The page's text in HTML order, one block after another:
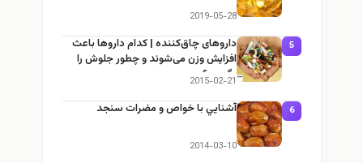
2019-05-28
5
داروهای چاق‌کننده | کدام داروها باعث
افزایش وزن می‌شوند و چطور جلوش را
بگیریم؟
2015-02-21
6 آشنايي با خواص و مضرات سنجد
2014-03-10